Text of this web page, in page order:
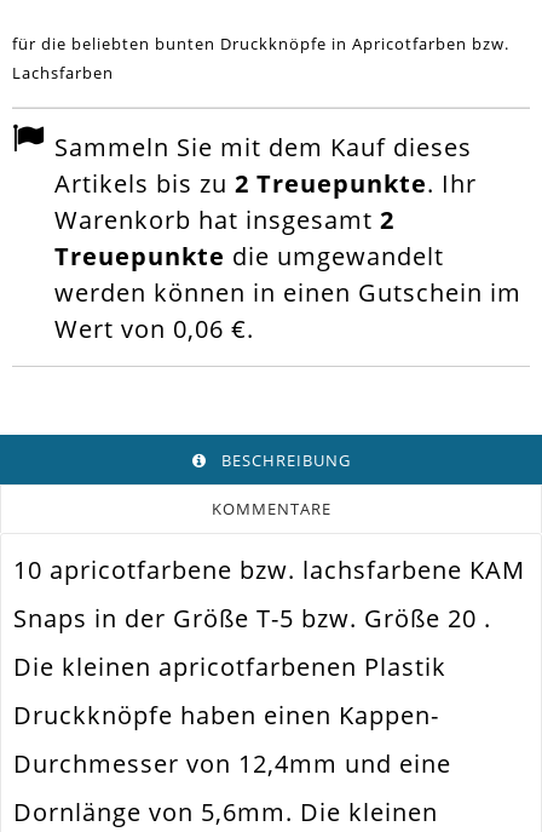
für die beliebten bunten Druckknöpfe in Apricotfarben bzw.
Lachsfarben
Sammeln Sie mit dem Kauf dieses
Artikels bis zu 2 Treuepunkte. Ihr
Warenkorb hat insgesamt 2
Treuepunkte die umgewandelt
werden können in einen Gutschein im
Wert von 0,06 €.
BESCHREIBUNG
KOMMENTARE
10 apricotfarbene bzw. lachsfarbene KAM
Snaps in der Größe T-5 bzw. Größe 20 .
Die kleinen apricotfarbenen Plastik
Druckknöpfe haben einen Kappen-
Durchmesser von 12,4mm und eine
Dornlänge von 5,6mm. Die kleinen